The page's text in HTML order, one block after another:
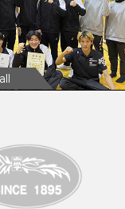
優勝